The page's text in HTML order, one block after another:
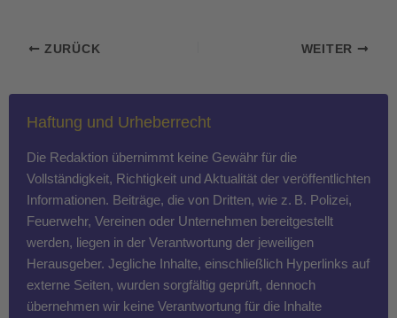
ZURÜCK WEITER
Haftung und Urheberrecht
Die Redaktion übernimmt keine Gewähr für die
Vollständigkeit, Richtigkeit und Aktualität der veröffentlichten
Informationen. Beiträge, die von Dritten, wie z. B. Polizei,
Feuerwehr, Vereinen oder Unternehmen bereitgestellt
werden, liegen in der Verantwortung der jeweiligen
Herausgeber. Jegliche Inhalte, einschließlich Hyperlinks auf
externe Seiten, wurden sorgfältig geprüft, dennoch
übernehmen wir keine Verantwortung für die Inhalte